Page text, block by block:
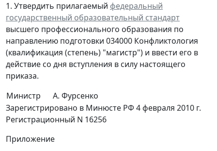
1. Утвердить прилагаемый федеральный
государственный образовательный стандарт
высшего профессионального образования по
направлению подготовки 034000 Конфликтология
(квалификация (степень) "магистр") и ввести его в
действие со дня вступления в силу настоящего
приказа.
Министр
А. Фурсенко
Зарегистрировано в Минюсте РФ 4 февраля 2010 г.
Регистрационный N 16256
Приложение